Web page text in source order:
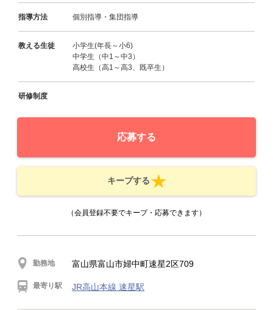
指導方法 個別指導・集団指導
教える生徒
小学生(年長～小6)
中学生（中1～中3）
高校生（高1～高3、既卒生）
研修制度
応募する
キープする
（会員登録不要でキープ・応募できます）
勤務地 富山県富山市婦中町速星2区709
最寄り駅 JR高山本線 速星駅